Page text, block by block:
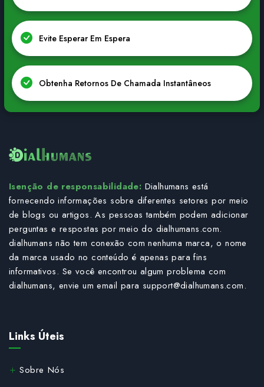
Evite Esperar Em Espera
Obtenha Retornos De Chamada Instantâneos
Isenção de responsabilidade: Dialhumans está
fornecendo informações sobre diferentes setores por meio
de blogs ou artigos. As pessoas também podem adicionar
perguntas e respostas por meio do dialhumans.com.
dialhumans não tem conexão com nenhuma marca, o nome
da marca usado no conteúdo é apenas para fins
informativos. Se você encontrou algum problema com
dialhumans, envie um email para support@dialhumans.com.
Links Úteis
Sobre Nós